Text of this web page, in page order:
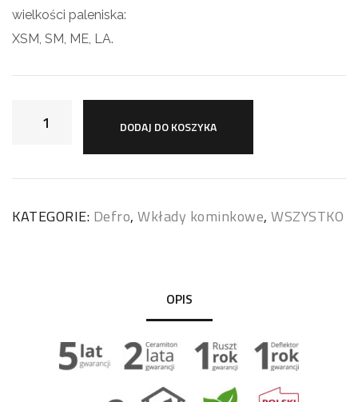
wielkości paleniska:
XSM, SM, ME, LA.
DODAJ DO KOSZYKA
KATEGORIE: Defro, Wkłady kominkowe, WSZYSTKO
OPIS